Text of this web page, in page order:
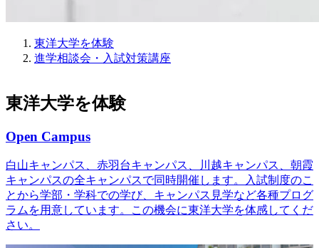
東洋大学を体験
進学相談会・入試対策講座
東洋大学を体験
Open Campus
白山キャンパス、赤羽台キャンパス、川越キャンパス、朝霞
キャンパスの全キャンパスで同時開催します。入試制度のこ
とから学部・学科での学び、キャンパス見学など各種プログ
ラムを用意しています。この機会に東洋大学を体感してくだ
さい。